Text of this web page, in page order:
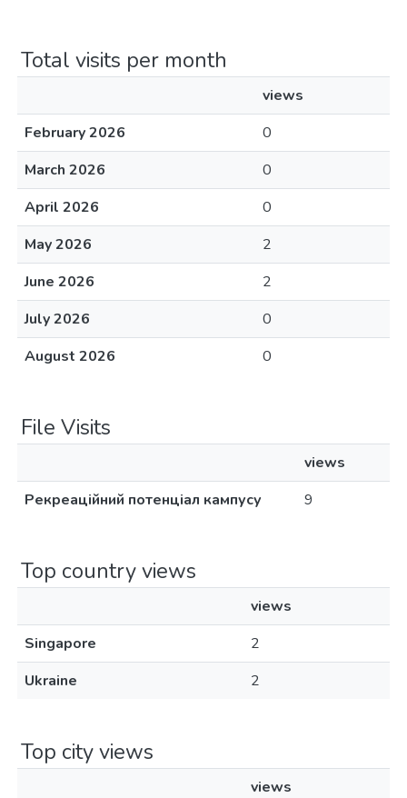
Total visits per month
views
February 2026
0
March 2026
0
April 2026
0
May 2026
2
June 2026
2
July 2026
0
August 2026
0
File Visits
views
Рекреаційний потенціал кампусу
9
Top country views
views
Singapore
2
Ukraine
2
Top city views
views